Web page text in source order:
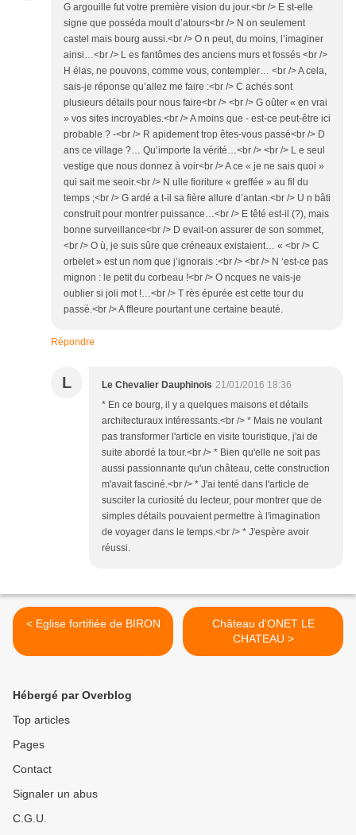
G argouille fut votre première vision du jour.<br /> E st-elle
signe que posséda moult d’atours<br /> N on seulement
castel mais bourg aussi.<br /> O n peut, du moins, l’imaginer
ainsi…<br /> L es fantômes des anciens murs et fossés <br />
H élas, ne pouvons, comme vous, contempler… <br /> A cela,
sais-je réponse qu’allez me faire :<br /> C achés sont
plusieurs détails pour nous faire<br /> <br /> G oûter « en vrai
» vos sites incroyables.<br /> A moins que - est-ce peut-être ici
probable ? -<br /> R apidement trop êtes-vous passé<br /> D
ans ce village ?… Qu’importe la vérité…<br /> <br /> L e seul
vestige que nous donnez à voir<br /> A ce « je ne sais quoi »
qui sait me seoir.<br /> N ulle fioriture « greffée » au fil du
temps ;<br /> G ardé a t-il sa fière allure d’antan.<br /> U n bâti
construit pour montrer puissance…<br /> E têté est-il (?), mais
bonne surveillance<br /> D evait-on assurer de son sommet,
<br /> O ù, je suis sûre que créneaux existaient… « <br /> C
orbelet » est un nom que j’ignorais :<br /> <br /> N ‘est-ce pas
mignon : le petit du corbeau !<br /> O ncques ne vais-je
oublier si joli mot !…<br /> T rès épurée est cette tour du
passé.<br /> A ffleure pourtant une certaine beauté.
Répondre
L Le Chevalier Dauphinois 21/01/2016 18:36
* En ce bourg, il y a quelques maisons et détails
architecturaux intéressants.<br /> * Mais ne voulant
pas transformer l'article en visite touristique, j'ai de
suite abordé la tour.<br /> * Bien qu'elle ne soit pas
aussi passionnante qu'un château, cette construction
m'avait fasciné.<br /> * J'ai tenté dans l'article de
susciter la curiosité du lecteur, pour montrer que de
simples détails pouvaient permettre à l'imagination
de voyager dans le temps.<br /> * J'espère avoir
réussi.
< Eglise fortifiée de BIRON
Château d'ONET LE
CHATEAU >
Hébergé par Overblog
Top articles
Pages
Contact
Signaler un abus
C.G.U.